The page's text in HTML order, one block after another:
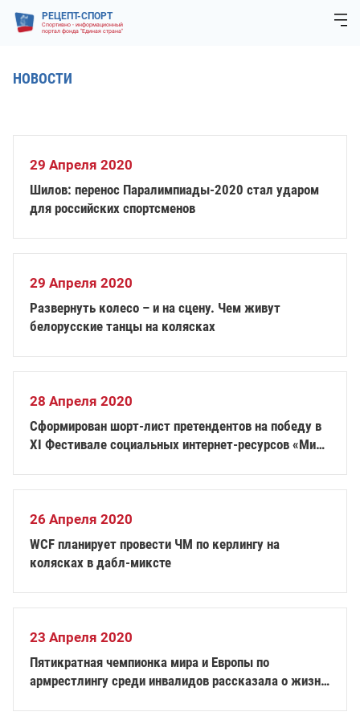
РЕЦЕПТ-СПОРТ
Спортивно - информационный
портал фонда "Единая страна"
НОВОСТИ
29 Апреля 2020
Шилов: перенос Паралимпиады-2020 стал ударом
для российских спортсменов
29 Апреля 2020
Развернуть колесо – и на сцену. Чем живут
белорусские танцы на колясках
28 Апреля 2020
Сформирован шорт-лист претендентов на победу в
XI Фестивале социальных интернет-ресурсов «Мир
26 Апреля 2020
WCF планирует провести ЧМ по керлингу на
колясках в дабл-миксте
23 Апреля 2020
Пятикратная чемпионка мира и Европы по
армрестлингу среди инвалидов рассказала о жизни